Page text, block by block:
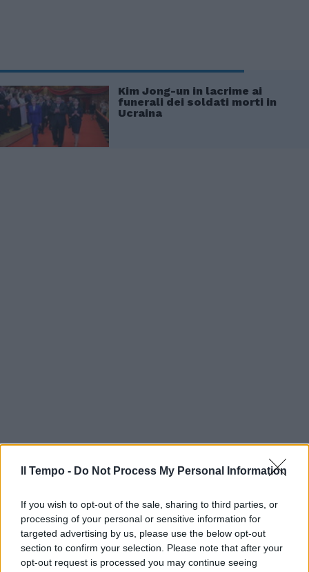
Il Tempo - Do Not Process My Personal Information
If you wish to opt-out of the sale, sharing to third parties, or
processing of your personal or sensitive information for
targeted advertising by us, please use the below opt-out
section to confirm your selection. Please note that after your
opt-out request is processed you may continue seeing
Kim Jong-un in lacrime ai
funerali dei soldati morti in
Ucraina